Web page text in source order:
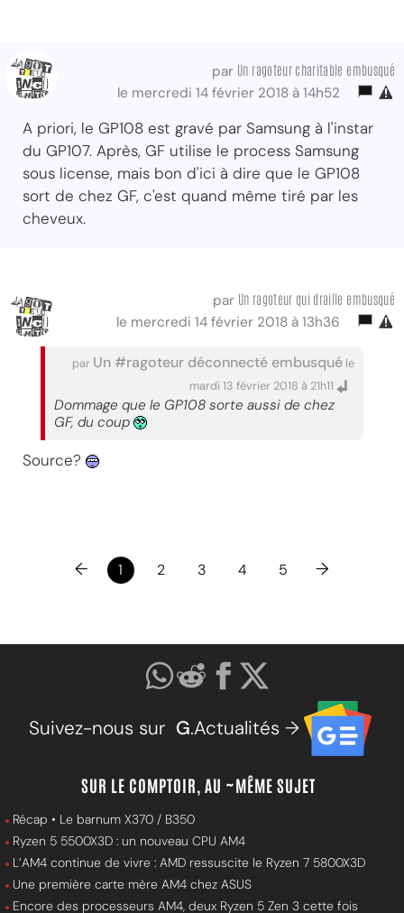
par Un ragoteur charitable embusqué
le mercredi 14 février 2018 à 14h52
A priori, le GP108 est gravé par Samsung à l'instar
du GP107. Après, GF utilise le process Samsung
sous license, mais bon d'ici à dire que le GP108
sort de chez GF, c'est quand même tiré par les
cheveux.
par Un ragoteur qui draille embusqué
le mercredi 14 février 2018 à 13h36
par Un #ragoteur déconnecté embusqué le
mardi 13 février 2018 à 21h11
Dommage que le GP108 sorte aussi de chez
GF, du coup
Source?
← 1 2 3 4 5 →
Suivez-nous sur G.Actualités →
SUR LE COMPTOIR, AU ~MÊME SUJET
Récap • Le barnum X370 / B350
Ryzen 5 5500X3D : un nouveau CPU AM4
L’AM4 continue de vivre : AMD ressuscite le Ryzen 7 5800X3D
Une première carte mère AM4 chez ASUS
Encore des processeurs AM4, deux Ryzen 5 Zen 3 cette fois